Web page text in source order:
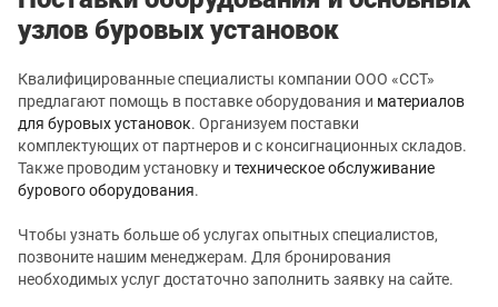
узлов буровых установок
Квалифицированные специалисты компании ООО «ССТ»
предлагают помощь в поставке оборудования и материалов
для буровых установок. Организуем поставки
комплектующих от партнеров и с консигнационных складов.
Также проводим установку и техническое обслуживание
бурового оборудования.
Чтобы узнать больше об услугах опытных специалистов,
позвоните нашим менеджерам. Для бронирования
необходимых услуг достаточно заполнить заявку на сайте.